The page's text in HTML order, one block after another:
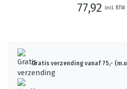
77,92 incl. BTW
Gratis verzending vanaf 75,-